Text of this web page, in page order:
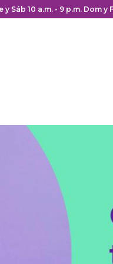
y cierre del
Sáb 10 a.m. - 9 p.m. Dom y